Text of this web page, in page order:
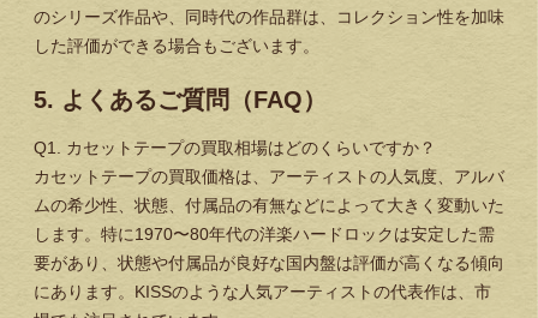
のシリーズ作品や、同時代の作品群は、コレクション性を加味
した評価ができる場合もございます。
5. よくあるご質問（FAQ）
Q1. カセットテープの買取相場はどのくらいですか？
カセットテープの買取価格は、アーティストの人気度、アルバ
ムの希少性、状態、付属品の有無などによって大きく変動いた
します。特に1970〜80年代の洋楽ハードロックは安定した需
要があり、状態や付属品が良好な国内盤は評価が高くなる傾向
にあります。KISSのような人気アーティストの代表作は、市